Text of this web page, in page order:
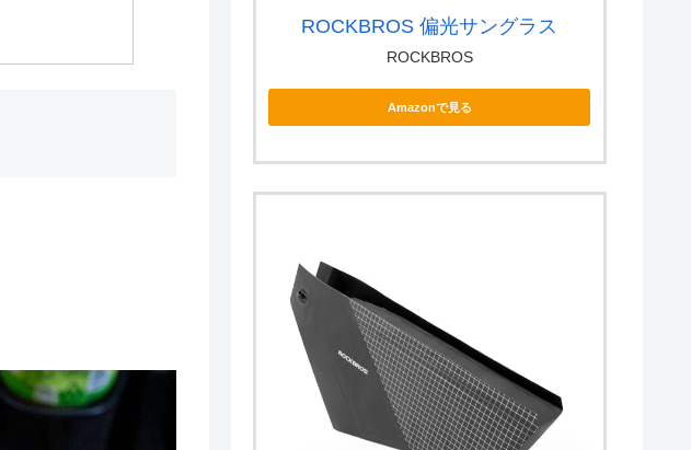
ROCKBROS 偏光サングラス
ROCKBROS
Amazonで見る